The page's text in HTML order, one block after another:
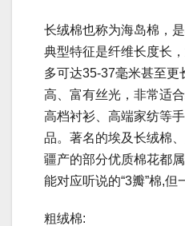
长绒棉也称为海岛棉，
典型特征是纤维长度长
多可达35-37毫米甚至更
高、富有丝光，非常适
高档衬衫、高端家纺等
品。著名的埃及长绒棉
疆产的部分优质棉花都
能对应听说的“3瓣”棉,但
粗绒棉: